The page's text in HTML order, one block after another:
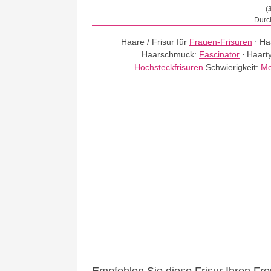
(
Haare / Frisur für Frauen-Frisuren ⋅
Haarschmuck: Fascinator ⋅
Hochsteckfrisuren Schwierigkeit: